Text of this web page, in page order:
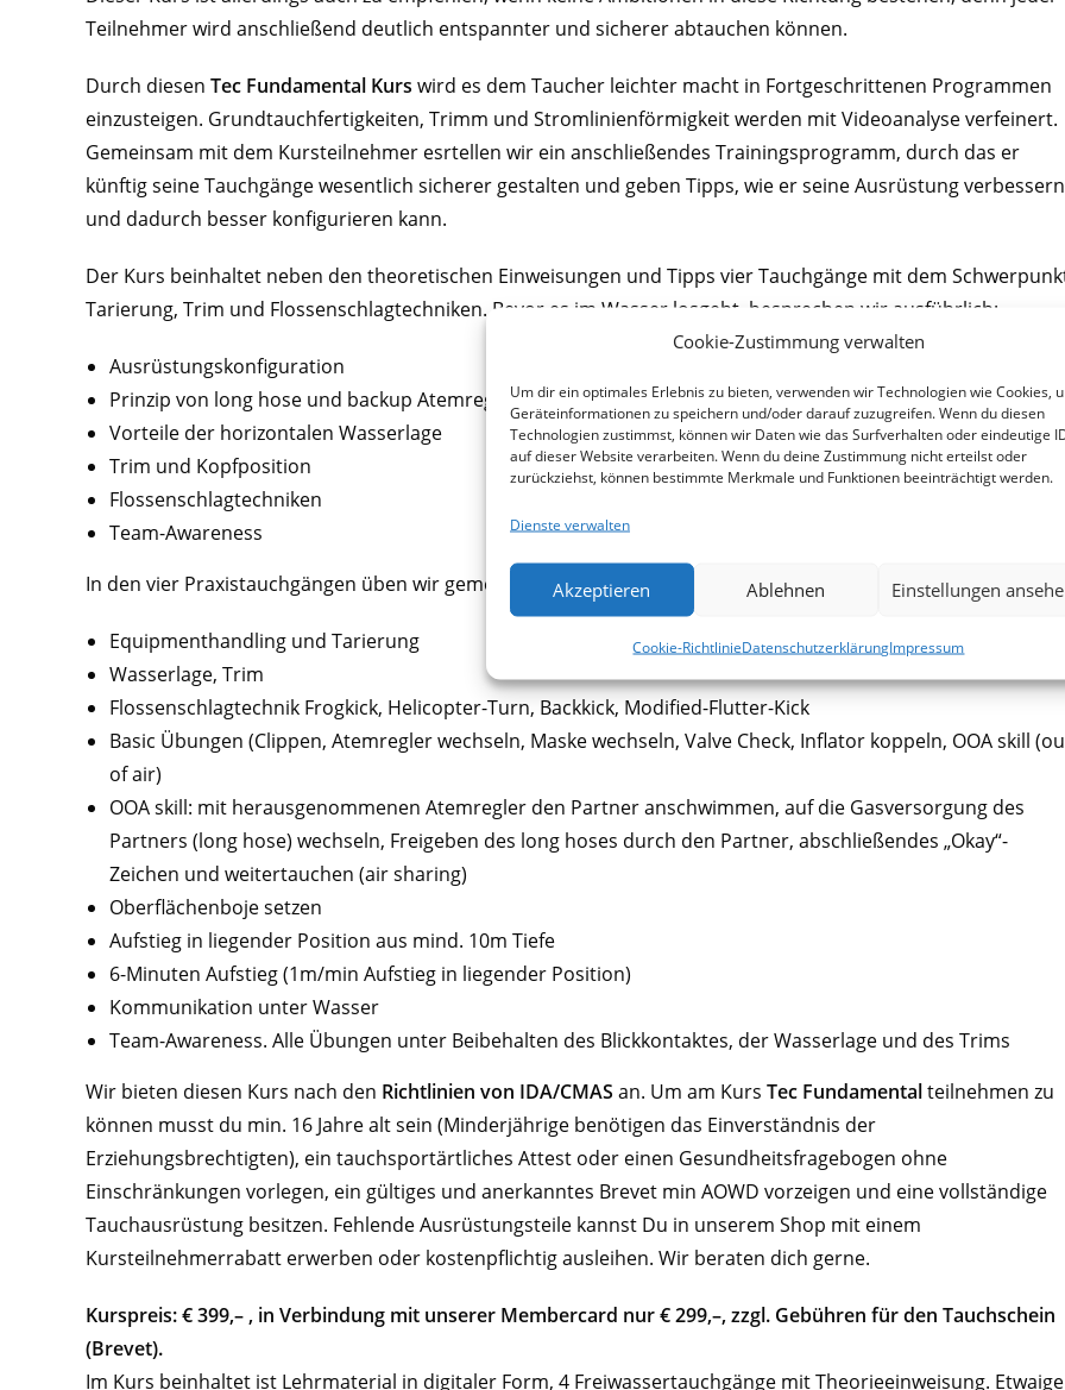
Cookie-Zustimmung verwalten
Um dir ein optimales Erlebnis zu bieten, verwenden wir Technologien wie Cookies,
Geräteinformationen zu speichern und/oder darauf zuzugreifen. Wenn du diesen
Technologien zustimmst, können wir Daten wie das Surfverhalten oder eindeutige
auf dieser Website verarbeiten. Wenn du deine Zustimmung nicht erteilst oder
zurückziehst, können bestimmte Merkmale und Funktionen beeinträchtigt werden.
Dienste verwalten
Akzeptieren Ablehnen Einstellungen
Cookie-RichtlinieDatenschutzerklärungImpressum
Teilnehmer wird anschließend deutlich entspannter und sicherer abtauchen können.
Durch diesen Tec Fundamental Kurs wird es dem Taucher leichter macht in Fortgeschrittenen Programmen
einzusteigen. Grundtauchfertigkeiten, Trimm und Stromlinienförmigkeit werden mit Videoanalyse verfeinert.
Gemeinsam mit dem Kursteilnehmer esrtellen wir ein anschließendes Trainingsprogramm, durch das er
künftig seine Tauchgänge wesentlich sicherer gestalten und geben Tipps, wie er seine Ausrüstung verbessern
und dadurch besser konfigurieren kann.
Der Kurs beinhaltet neben den theoretischen Einweisungen und Tipps vier Tauchgänge mit dem
Tarierung, Trim und Flossenschlagtechniken. Bevor es im Wasser losgeht, besprechen wir ausführlich:
Ausrüstungskonfiguration
Prinzip von long hose und backup Atemregler
Vorteile der horizontalen Wasserlage
Trim und Kopfposition
Flossenschlagtechniken
Team-Awareness
In den vier Praxistauchgängen üben wir gemeinsam diese Schwerpunkte:
Equipmenthandling und Tarierung
Wasserlage, Trim
Flossenschlagtechnik Frogkick, Helicopter-Turn, Backkick, Modified-Flutter-Kick
Basic Übungen (Clippen, Atemregler wechseln, Maske wechseln, Valve Check, Inflator koppeln, OOA skill
of air)
OOA skill: mit herausgenommenen Atemregler den Partner anschwimmen, auf die Gasversorgung des
Partners (long hose) wechseln, Freigeben des long hoses durch den Partner, abschließendes „Okay“-
Zeichen und weitertauchen (air sharing)
Oberflächenboje setzen
Aufstieg in liegender Position aus mind. 10m Tiefe
6-Minuten Aufstieg (1m/min Aufstieg in liegender Position)
Kommunikation unter Wasser
Team-Awareness. Alle Übungen unter Beibehalten des Blickkontaktes, der Wasserlage und des Trims
Wir bieten diesen Kurs nach den Richtlinien von IDA/CMAS an. Um am Kurs Tec Fundamentalteilnehmen zu
können musst du min. 16 Jahre alt sein (Minderjährige benötigen das Einverständnis der
Erziehungsbrechtigten), ein tauchsportärtliches Attest oder einen Gesundheitsfragebogen ohne
Einschränkungen vorlegen, ein gültiges und anerkanntes Brevet min AOWD vorzeigen und eine vollständige
Tauchausrüstung besitzen. Fehlende Ausrüstungsteile kannst Du in unserem Shop mit einem
Kursteilnehmerrabatt erwerben oder kostenpflichtig ausleihen. Wir beraten dich gerne.
Kurspreis: € 399,– , in Verbindung mit unserer Membercard nur € 299,–, zzgl. Gebühren für den Tauchschein
(Brevet).
Im Kurs beinhaltet ist Lehrmaterial in digitaler Form, 4 Freiwassertauchgänge mit Theorieeinweisung. Etwaige